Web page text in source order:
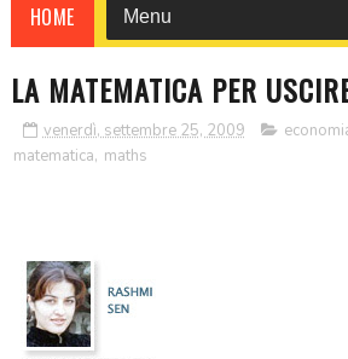
HOME
LA MATEMATICA PER
venerdì, settembre 25, 2009
matematica, maths